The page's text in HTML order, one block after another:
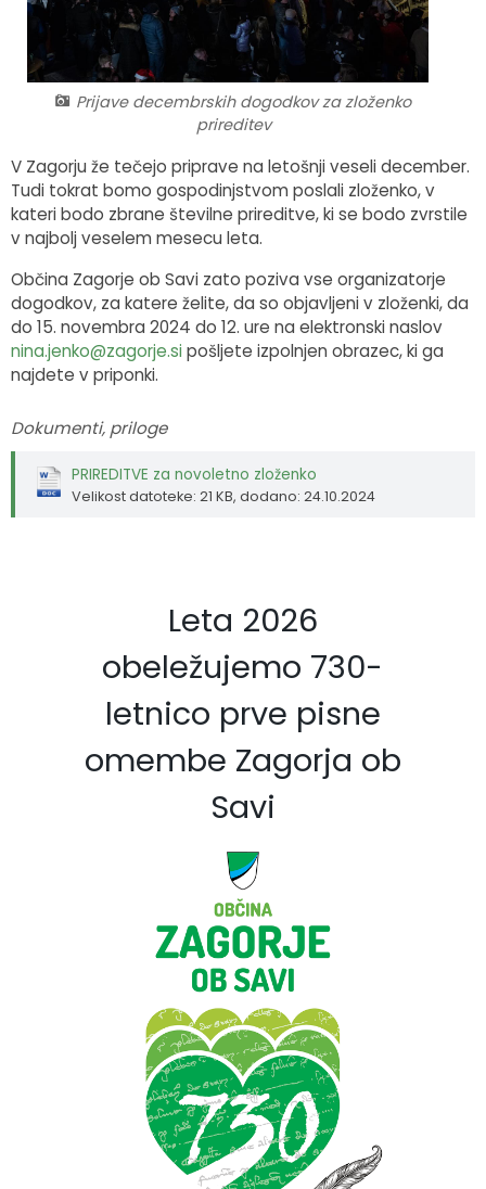
Prijave decembrskih dogodkov za zloženko
prireditev
V Zagorju že tečejo priprave na letošnji veseli december.
Tudi tokrat bomo gospodinjstvom poslali zloženko, v
kateri bodo zbrane številne prireditve, ki se bodo zvrstile
v najbolj veselem mesecu leta.
Občina Zagorje ob Savi zato poziva vse organizatorje
dogodkov, za katere želite, da so objavljeni v zloženki, da
do 15. novembra 2024 do 12. ure na elektronski naslov
nina.jenko@zagorje.si pošljete izpolnjen obrazec, ki ga
najdete v priponki.
Dokumenti, priloge
PRIREDITVE za novoletno zloženko
Velikost datoteke: 21 KB, dodano: 24.10.2024
Leta 2026
obeležujemo 730-
letnico prve pisne
omembe Zagorja ob
Savi
Fotogalerija
Občinska volilna komisija
Medobčinski inšpektorat in redarstvo
Koledar dogodkov
Zapore cest
Lokalne volitve
Strateški dokumenti
Katalog informacij javnega značaja